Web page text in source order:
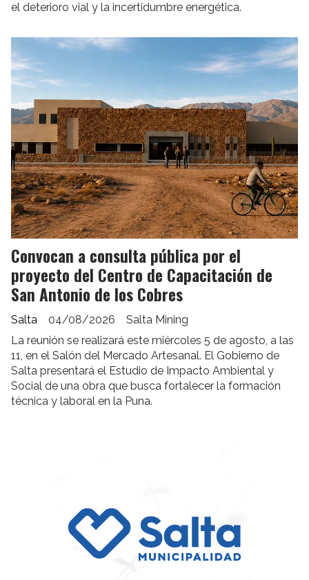
el deterioro vial y la incertidumbre energética.
Convocan a consulta pública por el
proyecto del Centro de Capacitación de
San Antonio de los Cobres
Salta Mining
Salta
04/08/2026
La reunión se realizará este miércoles 5 de agosto, a las
11, en el Salón del Mercado Artesanal. El Gobierno de
Salta presentará el Estudio de Impacto Ambiental y
Social de una obra que busca fortalecer la formación
técnica y laboral en la Puna.